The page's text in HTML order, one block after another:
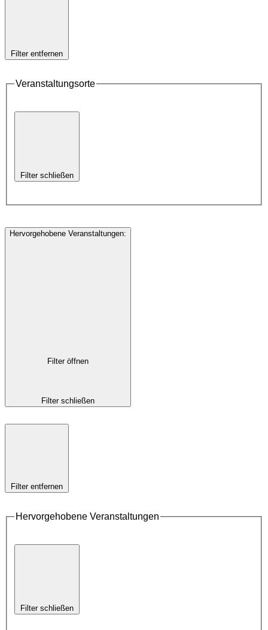
Filter entfernen
Veranstaltungsorte
Filter schließen
Hervorgehobene Veranstaltungen:
Filter öffnen
Filter schließen
Filter entfernen
Hervorgehobene Veranstaltungen
Filter schließen